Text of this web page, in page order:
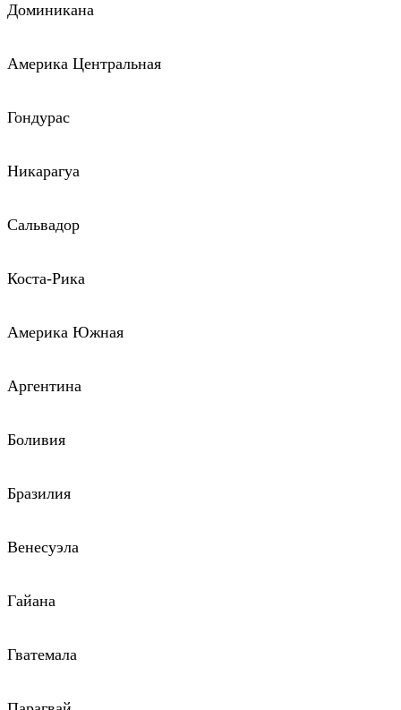
Доминикана
Америка Центральная
Гондурас
Никарагуа
Сальвадор
Коста-Рика
Америка Южная
Аргентина
Боливия
Бразилия
Венесуэла
Гайана
Гватемала